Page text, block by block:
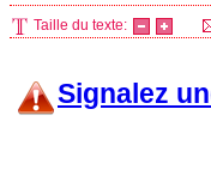
Taille du texte:
Signalez